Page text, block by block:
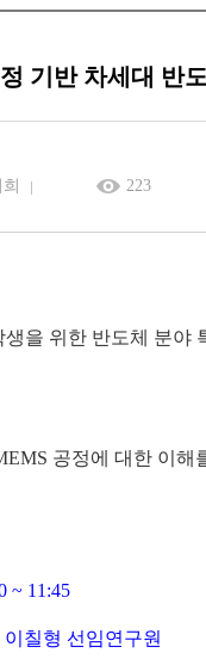
기반 차세대 반
223
을 위한 반도체 분야
공정에 대한 이해
~ 11:45
칠형 선임연구원